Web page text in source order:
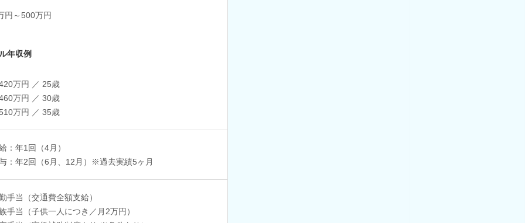
円～500万円
年収例
万円 ／ 25歳
万円 ／ 30歳
万円 ／ 35歳
：年1回（4月）
：年2回（6月、12月）※過去実績5ヶ月
手当（交通費全額支給）
手当（子供一人につき／月2万円）